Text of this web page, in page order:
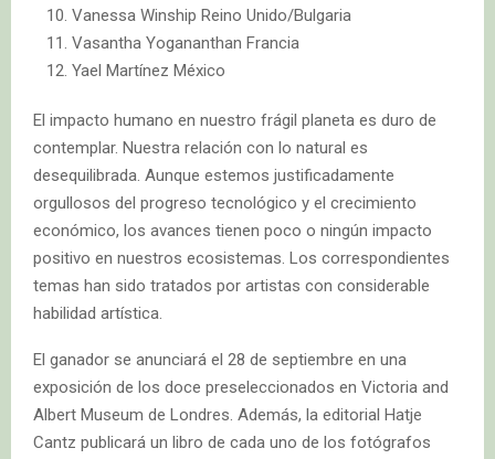
Vanessa Winship Reino Unido/Bulgaria
Vasantha Yogananthan Francia
Yael Martínez México
El impacto humano en nuestro frágil planeta es duro de
contemplar. Nuestra relación con lo natural es
desequilibrada. Aunque estemos justificadamente
orgullosos del progreso tecnológico y el crecimiento
económico, los avances tienen poco o ningún impacto
positivo en nuestros ecosistemas. Los correspondientes
temas han sido tratados por artistas con considerable
habilidad artística.
El ganador se anunciará el 28 de septiembre en una
exposición de los doce preseleccionados en Victoria and
Albert Museum de Londres. Además, la editorial Hatje
Cantz publicará un libro de cada uno de los fotógrafos